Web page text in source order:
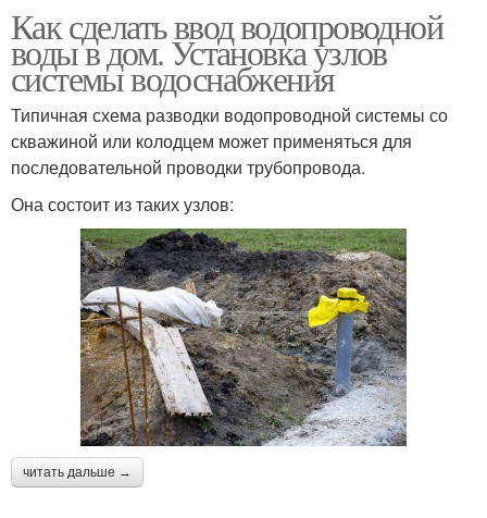
Как сделать ввод водопроводной
воды в дом. Установка узлов
системы водоснабжения
Типичная схема разводки водопроводной системы со
скважиной или колодцем может применяться для
последовательной проводки трубопровода.
Она состоит из таких узлов:
читать дальше →